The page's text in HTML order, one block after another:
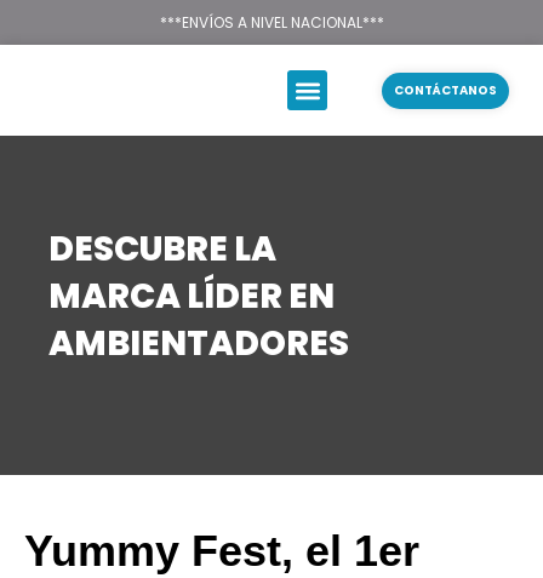
Texsal Venezuela –
***ENVÍOS A NIVEL NACIONAL***
CONTÁCTANOS
DESCUBRE LA
MARCA LÍDER EN
AMBIENTADORES
Yummy Fest, el 1er